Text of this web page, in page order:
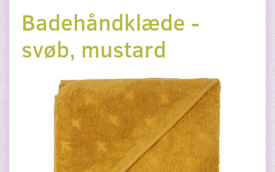
Badehåndklæde -
svøb, mustard